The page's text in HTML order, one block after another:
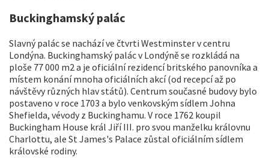
Buckinghamský palác
Slavný palác se nachází ve čtvrti Westminster v centru
Londýna. Buckinghamský palác v Londýně se rozkládá na
ploše 77 000 m2 a je oficiální rezidencí britského panovníka a
místem konání mnoha oficiálních akcí (od recepcí až po
návštěvy různých hlav států). Centrum současné budovy bylo
postaveno v roce 1703 a bylo venkovským sídlem Johna
Shefielda, vévody z Buckinghamu. V roce 1762 koupil
Buckingham House král Jiří III. pro svou manželku královnu
Charlottu, ale St James's Palace zůstal oficiálním sídlem
královské rodiny.